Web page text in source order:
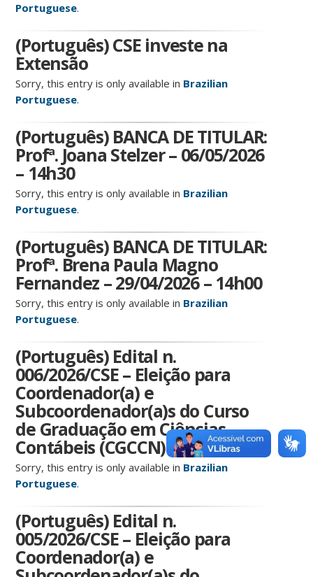
Portuguese.
(Português) CSE investe na
Extensão
Sorry, this entry is only available in Brazilian
Portuguese.
(Português) BANCA DE TITULAR:
Profª. Joana Stelzer – 06/05/2026
– 14h30
Sorry, this entry is only available in Brazilian
Portuguese.
(Português) BANCA DE TITULAR:
Profª. Brena Paula Magno
Fernandez – 29/04/2026 – 14h00
Sorry, this entry is only available in Brazilian
Portuguese.
(Português) Edital n.
006/2026/CSE – Eleição para
Coordenador(a) e
Subcoordenador(a)s do Curso
de Graduação em Ciências
Contábeis (CGCCN) – 2026-2028
Sorry, this entry is only available in Brazilian
Portuguese.
(Português) Edital n.
005/2026/CSE – Eleição para
Coordenador(a) e